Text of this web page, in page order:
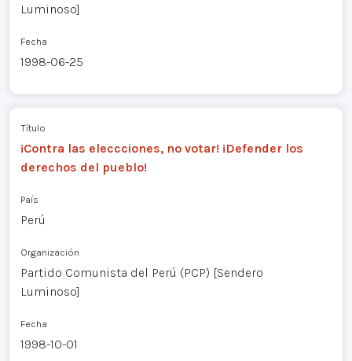
Luminoso]
Fecha
1998-06-25
Título
¡Contra las eleccciones, no votar! ¡Defender los
derechos del pueblo!
País
Perú
Organización
Partido Comunista del Perú (PCP) [Sendero
Luminoso]
Fecha
1998-10-01